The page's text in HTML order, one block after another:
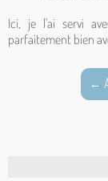
Ici, je l'ai servi
parfaitement bien
←